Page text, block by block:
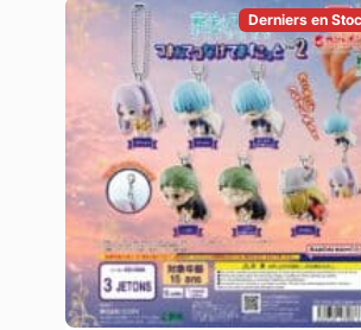
Derniers en